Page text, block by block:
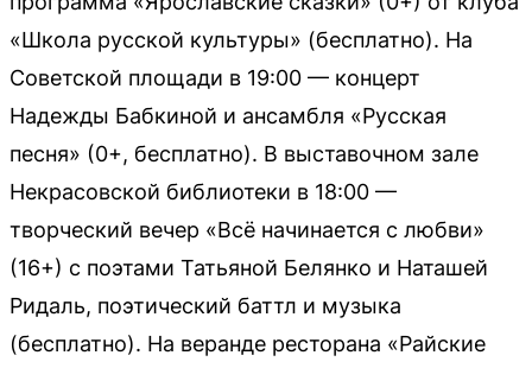
«Школа русской культуры» (бесплатно). На
Советской площади в 19:00 — концерт
Надежды Бабкиной и ансамбля «Русская
песня» (0+, бесплатно). В выставочном зале
Некрасовской библиотеки в 18:00 —
творческий вечер «Всё начинается с любви»
(16+) с поэтами Татьяной Белянко и Наташей
Ридаль, поэтический баттл и музыка
(бесплатно). На веранде ресторана «Райские